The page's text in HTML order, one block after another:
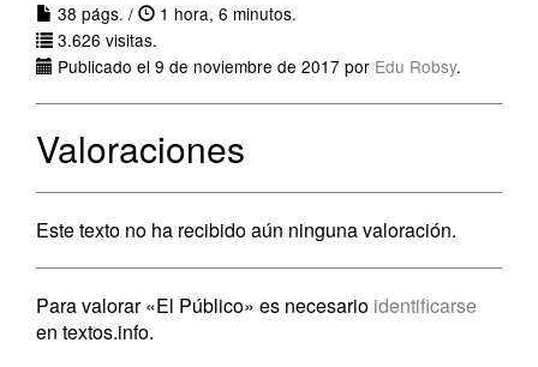
38 págs. /
1 hora, 6 minutos.
3.626 visitas.
Publicado el 9 de noviembre de 2017 por Edu Robsy.
Valoraciones
Este texto no ha recibido aún ninguna valoración.
Para valorar «El Público» es necesario identificarse
en textos.info.